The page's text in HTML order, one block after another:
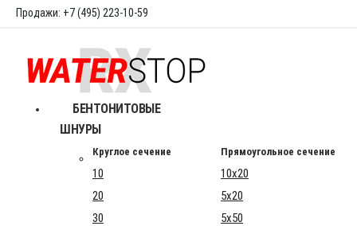
Продажи: +7 (495) 223-10-59
БЕНТОНИТОВЫЕ
ШНУРЫ
Круглое сечение Прямоугольное сечение
10
10x20
20
5x20
30
5x50